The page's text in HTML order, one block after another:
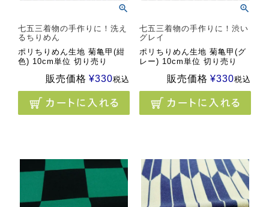
七五三着物の手作りに！洗え
るちりめん
ポリちりめん生地 菊亀甲(紺
色) 10cm単位 切り売り
販売価格 ¥330税込
七五三着物の手作りに！渋い
グレイ
ポリちりめん生地 菊亀甲(グ
レー) 10cm単位 切り売り
販売価格 ¥330税込